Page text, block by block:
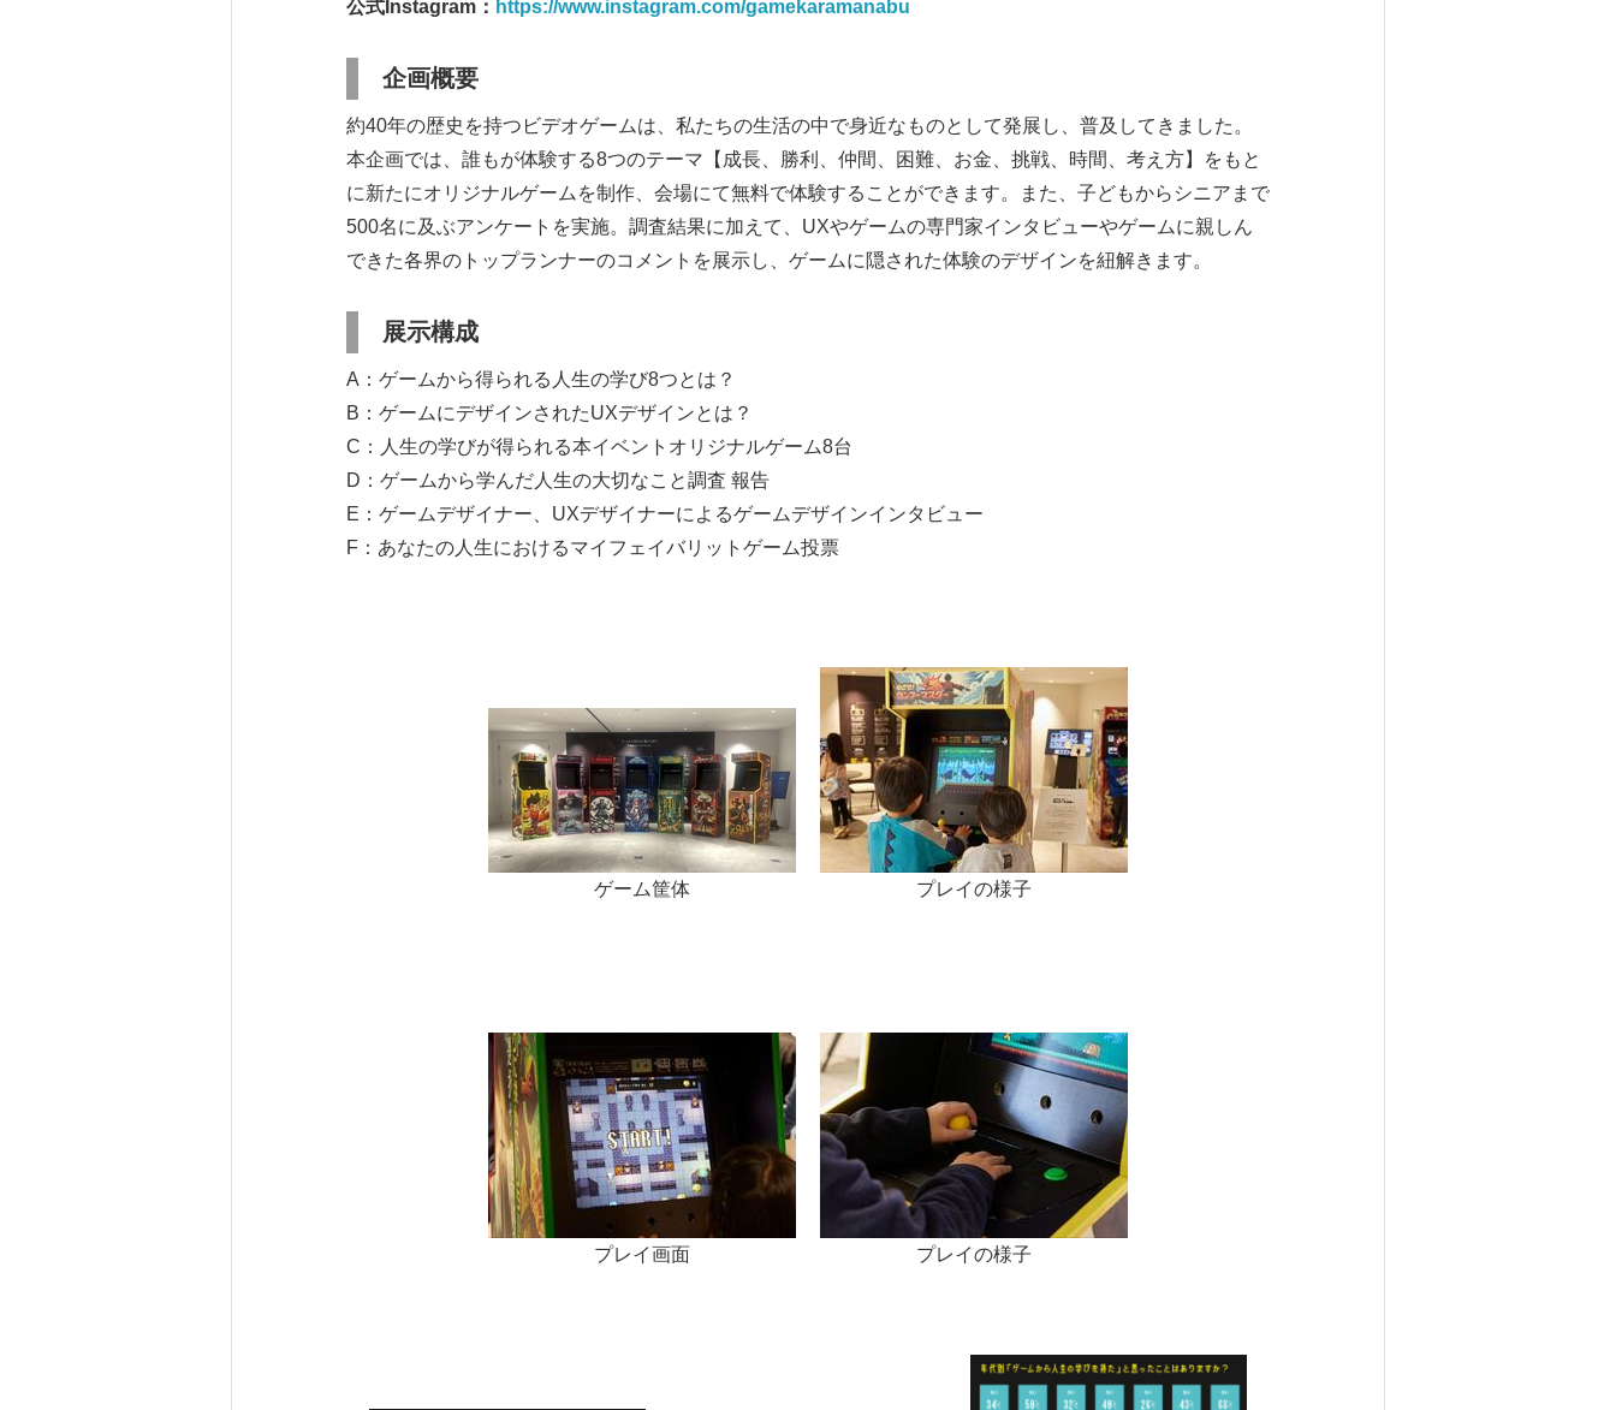
公式Instagram： https://www.instagram.com/gamekaramanabu
企画概要
約40年の歴史を持つビデオゲームは、私たちの生活の中で身近なものとして発展し、普及してきました。
本企画では、誰もが体験する8つのテーマ【成長、勝利、仲間、困難、お金、挑戦、時間、考え方】をもと
に新たにオリジナルゲームを制作、会場にて無料で体験することができます。また、子どもからシニアまで
500名に及ぶアンケートを実施。調査結果に加えて、UXやゲームの専門家インタビューやゲームに親しん
できた各界のトップランナーのコメントを展示し、ゲームに隠された体験のデザインを紐解きます。
展示構成
A：ゲームから得られる人生の学び8つとは？
B：ゲームにデザインされたUXデザインとは？
C：人生の学びが得られる本イベントオリジナルゲーム8台
D：ゲームから学んだ人生の大切なこと調査 報告
E：ゲームデザイナー、UXデザイナーによるゲームデザインインタビュー
F：あなたの人生におけるマイフェイバリットゲーム投票
ゲーム筐体 プレイの様子
プレイ画面 プレイの様子
Japanese
English